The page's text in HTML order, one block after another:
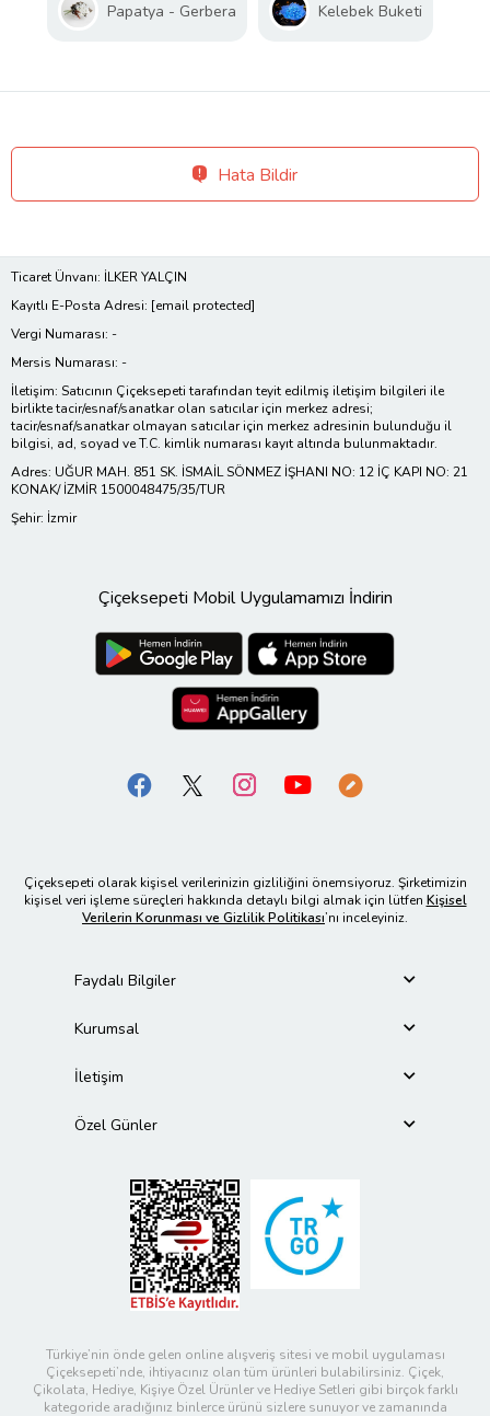
Papatya - Gerbera Kelebek Buketi
Hata Bildir
Ticaret Ünvanı: İLKER YALÇIN
Kayıtlı E-Posta Adresi: [email protected]
Vergi Numarası: -
Mersis Numarası: -
İletişim: Satıcının Çiçeksepeti tarafından teyit edilmiş iletişim bilgileri ile
birlikte tacir/esnaf/sanatkar olan satıcılar için merkez adresi;
tacir/esnaf/sanatkar olmayan satıcılar için merkez adresinin bulunduğu il
bilgisi, ad, soyad ve T.C. kimlik numarası kayıt altında bulunmaktadır.
Adres: UĞUR MAH. 851 SK. İSMAİL SÖNMEZ İŞHANI NO: 12 İÇ KAPI NO: 21
KONAK/ İZMİR 1500048475/35/TUR
Şehir: İzmir
Çiçeksepeti Mobil Uygulamamızı İndirin
Çiçeksepeti olarak kişisel verilerinizin gizliliğini önemsiyoruz. Şirketimizin
kişisel veri işleme süreçleri hakkında detaylı bilgi almak için lütfen Kişisel
Verilerin Korunması ve Gizlilik Politikası’nı inceleyiniz.
Faydalı Bilgiler
Kurumsal
İletişim
Özel Günler
Türkiye’nin önde gelen online alışveriş sitesi ve mobil uygulaması
Çiçeksepeti’nde, ihtiyacınız olan tüm ürünleri bulabilirsiniz. Çiçek,
Çikolata, Hediye, Kişiye Özel Ürünler ve Hediye Setleri gibi birçok farklı
kategoride aradığınız binlerce ürünü sizlere sunuyor ve zamanında